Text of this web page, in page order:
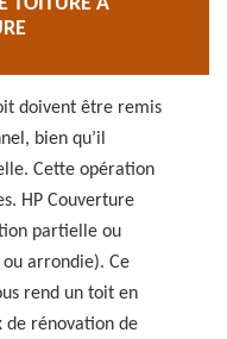
doivent être remis
bien qu’il
Cette opération
HP Couverture
partielle ou
arrondie). Ce
rend un toit en
de rénovation de